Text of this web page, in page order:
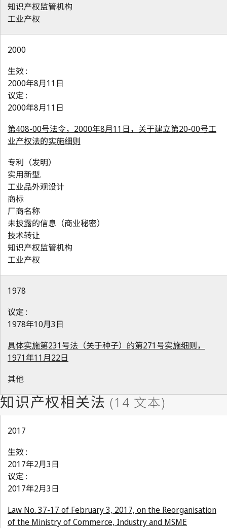
知识产权监管机构
工业产权
2000
生效 :
2000年8月11日
议定 :
2000年8月11日
第408-00号法令，2000年8月11日，关于建立第20-00号工
业产权法的实施细则
专利（发明）
实用新型.
工业品外观设计
商标
厂商名称
未披露的信息（商业秘密）
技术转让
知识产权监管机构
工业产权
1978
议定 :
1978年10月3日
具体实施第231号法（关于种子）的第271号实施细则，
1971年11月22日
其他
2017
生效 :
2017年2月3日
议定 :
2017年2月3日
Law No. 37-17 of February 3, 2017, on the Reorganisation
of the Ministry of Commerce, Industry and MSME